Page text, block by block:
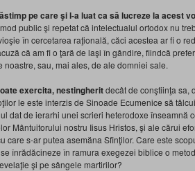
pe care şi l-a luat ca să lucreze la acest
public şi repetat că intelectualul ortodox nu
în cercetarea raţională, căci acestea ar fi o
că am fi o ţară de laşi în gândire, fiindcă
sau, mai ales, de ale domniei sale.
exercita, nestingheritdecât de conştiinţa sa,
le este interzis de Sinoade Ecumenice să
dat de ierarhi unei scrieri heterodoxe înseamnă
Mântuitorului nostru Iisus Hristos, şi ale cărui
care s-ar putea asemăna Sfinţilor. Care este
înrădăcineze în ramura exegezei biblice o
şi pe sângele martirilor?